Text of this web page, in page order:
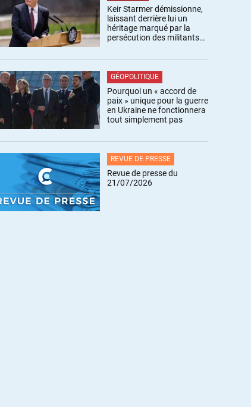
Keir Starmer démissionne,
laissant derrière lui un
héritage marqué par la
persécution des militants
GÉOPOLITIQUE
Pourquoi un « accord de
paix » unique pour la guerre
en Ukraine ne fonctionnera
tout simplement pas
REVUE DE PRESSE
Revue de presse du
21/07/2026